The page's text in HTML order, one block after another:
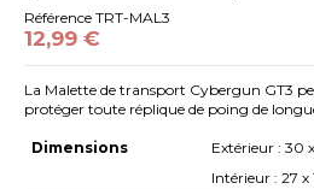
Référence TRT-MAL3
12,99 €
La Malette de transport Cybergun GT3
protéger toute réplique de poing de
Dimensions
Extérieur : 30
Intérieur : 27 x